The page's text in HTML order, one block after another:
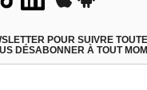
POUR SUIVRE
DÉSABONNER À TOUT